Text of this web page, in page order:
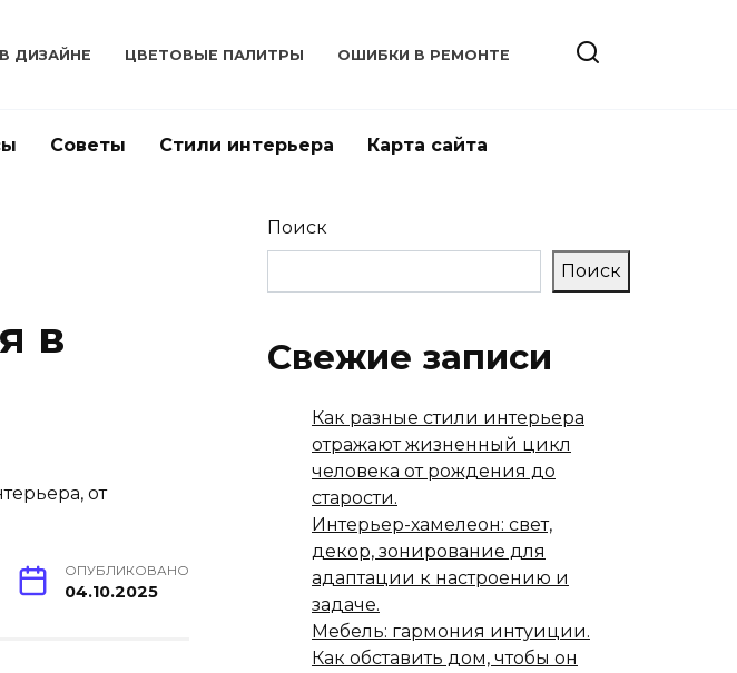
ДИЗАЙНЕ ЦВЕТОВЫЕ ПАЛИТРЫ ОШИБКИ В РЕМОНТЕ
Советы Стили интерьера Карта сайта
в
ОПУБЛИКОВАНО
04.10.2025
Поиск
Поиск
Свежие записи
Как разные стили интерьера
отражают жизненный цикл
человека от рождения до
старости.
Интерьер-хамелеон: свет,
декор, зонирование для
адаптации к настроению и
задаче.
Мебель: гармония интуиции.
Как обставить дом, чтобы он